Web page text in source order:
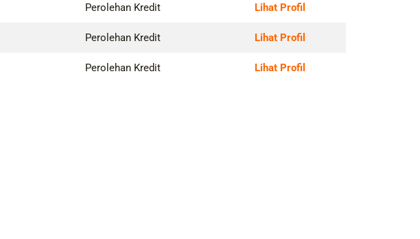
Perolehan Kredit Lihat Profil
Perolehan Kredit Lihat Profil
Perolehan Kredit Lihat Profil